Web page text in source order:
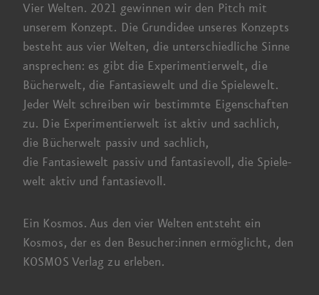
Vier Welten. 2021 gewinnen wir den Pitch mit
unserem Konzept. Die Grundidee unseres Konzepts
besteht aus vier Welten, die unter­schiedliche Sinne
ansprechen:es gibt die Experimentier­welt, die
Bücher­welt, die Fantasie­welt und die Spiele­welt.
Jeder Welt schreiben wir bestimmte Eigenschaften
zu. Die Experimentierwelt ist aktiv und sachlich,
die Bücherwelt passiv und sachlich,
die Fantasiewelt passiv und fantasie­voll, die Spiele­
welt aktiv und fantasievoll.
Ein Kosmos. Aus den vier Welten entsteht ein
Kosmos, der es den Besucher:innen ermöglicht, den
KOSMOS Verlag zu erleben.